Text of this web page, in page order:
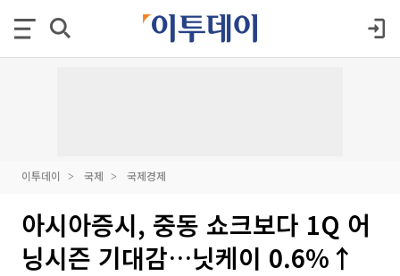
이투데이 국제 국제경제
아시아증시, 중동 쇼크보다 1Q 어
닝시즌 기대감…닛케이 0.6%↑